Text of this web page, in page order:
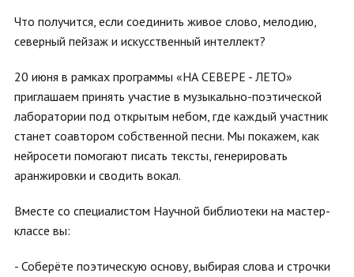
Что получится, если соединить живое слово, мелодию,
северный пейзаж и искусственный интеллект?
20 июня в рамках программы «НА СЕВЕРЕ - ЛЕТО»
приглашаем принять участие в музыкально-поэтической
лаборатории под открытым небом, где каждый участник
станет соавтором собственной песни. Мы покажем, как
нейросети помогают писать тексты, генерировать
аранжировки и сводить вокал.
Вместе со специалистом Научной библиотеки на мастер-
классе вы:
- Соберёте поэтическую основу, выбирая слова и строчки